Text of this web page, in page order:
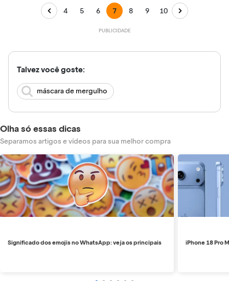
4 5 6 7 8 9 10
Talvez você goste:
máscara de mergulho
Olha só essas dicas
Separamos artigos e vídeos para sua melhor compra
Significado dos emojis no WhatsApp: veja os principais iPhone 18 Pro